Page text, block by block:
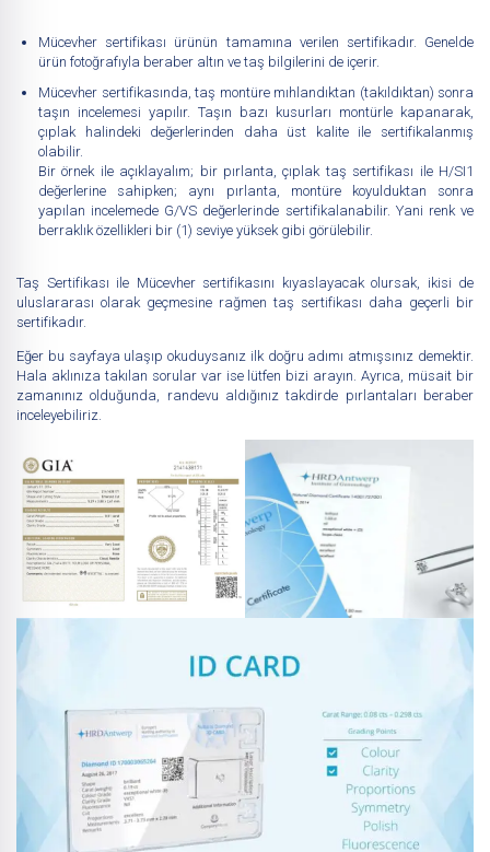
Mücevher sertifikası ürünün tamamına verilen sertifikadır. Genelde
ürün fotoğrafıyla beraber altın ve taş bilgilerini de içerir.
Mücevher sertifikasında, taş montüre mıhlandıktan (takıldıktan) sonra
taşın incelemesi yapılır. Taşın bazı kusurları montürle kapanarak,
çıplak halindeki değerlerinden daha üst kalite ile sertifikalanmış
olabilir.
Bir örnek ile açıklayalım; bir pırlanta, çıplak taş sertifikası ile H/SI1
değerlerine sahipken; aynı pırlanta, montüre koyulduktan sonra
yapılan incelemede G/VS değerlerinde sertifikalanabilir. Yani renk ve
berraklık özellikleri bir (1) seviye yüksek gibi görülebilir.
Taş Sertifikası ile Mücevher sertifikasını kıyaslayacak olursak, ikisi de
uluslararası olarak geçmesine rağmen taş sertifikası daha geçerli bir
sertifikadır.
Eğer bu sayfaya ulaşıp okuduysanız ilk doğru adımı atmışsınız demektir.
Hala aklınıza takılan sorular var ise lütfen bizi arayın. Ayrıca, müsait bir
zamanınız olduğunda, randevu aldığınız takdirde pırlantaları beraber
inceleyebiliriz.